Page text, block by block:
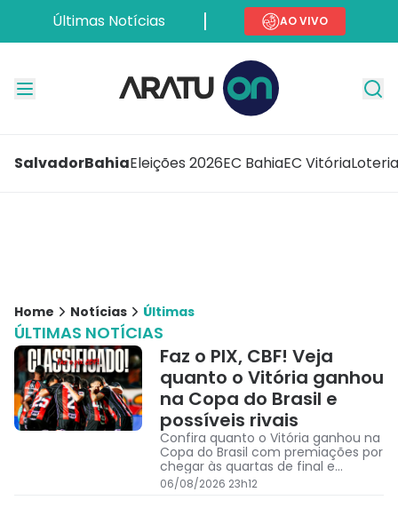
Últimas Notícias AO VIVO
SalvadorBahiaEleições 2026EC BahiaEC Vitória
Home Notícias Últimas
ÚLTIMAS NOTÍCIAS
Faz o PIX, CBF! Veja
quanto o Vitória ganhou
na Copa do Brasil e
possíveis rivais
Confira quanto o Vitória ganhou na
Copa do Brasil com premiações por
chegar às quartas de final e
possíveis rivais na sequência da
competição
06/08/2026 23h12